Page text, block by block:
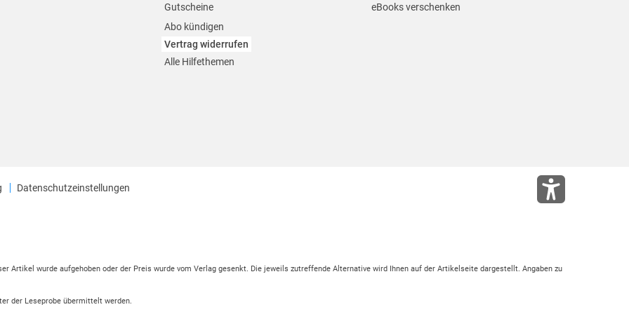
Gutscheine
Abo kündigen
Vertrag widerrufen
Alle Hilfethemen
eBooks verschenken
Datenschutzeinstellungen
Artikel wurde aufgehoben oder der Preis wurde vom Verlag gesenkt. Die jeweils zutreffende Alternative wird Ihnen auf der Artikelseite dargestellt. Angaben zu
der Leseprobe übermittelt werden.